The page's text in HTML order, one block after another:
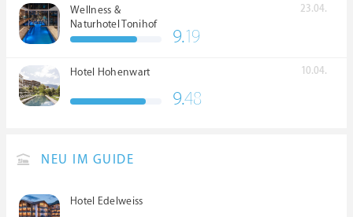
Wellness &
Naturhotel Tonihof
****S
23.04.
9.19
Hotel Hohenwart 10.04.
9.48
NEU IM GUIDE
Hotel Edelweiss